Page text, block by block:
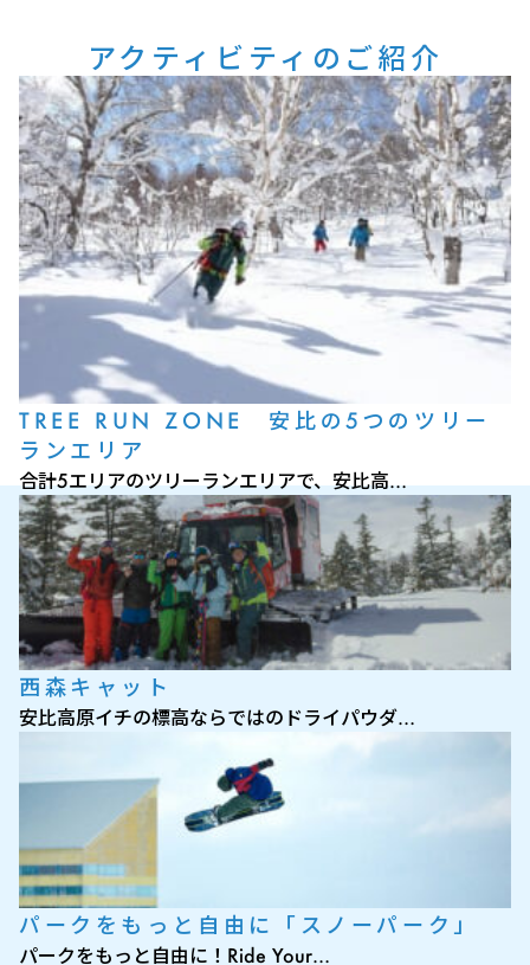
アクティビティのご紹介
TREE RUN ZONE 安比の5つのツリー
ランエリア
合計5エリアのツリーランエリアで、安比高…
西森キャット
安比高原イチの標高ならではのドライパウダ…
パークをもっと自由に「スノーパーク」
パークをもっと自由に！Ride Your…